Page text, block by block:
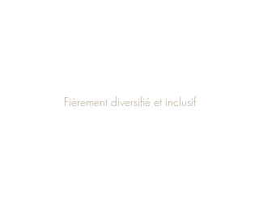
Fièrement diversifié et inclusif